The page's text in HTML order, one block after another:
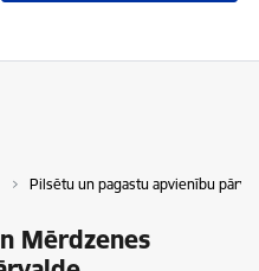
Pilsētu un pagastu apvienību
Mērdzenes